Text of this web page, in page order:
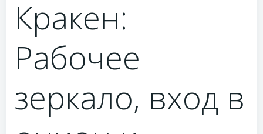
Кракен:
Рабочее
зеркало, вход в